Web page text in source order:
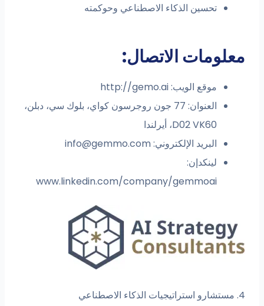
تحسين الذكاء الاصطناعي وحوكمته
معلومات الاتصال:
موقع الويب: http://gemo.ai
العنوان: 77 جون روجرسون كواي، بلوك سي، دبلن،
D02 VK60، أيرلندا
البريد الإلكتروني:info@gemmo.com
لينكدإن:
www.linkedin.com/company/gemmoai
4. مستشارو استراتيجيات الذكاء الاصطناعي